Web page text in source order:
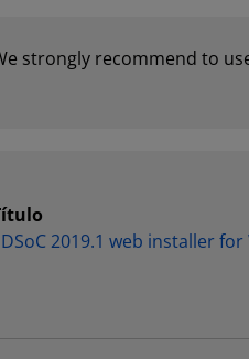
strongly recommend to
2019.1 web installer